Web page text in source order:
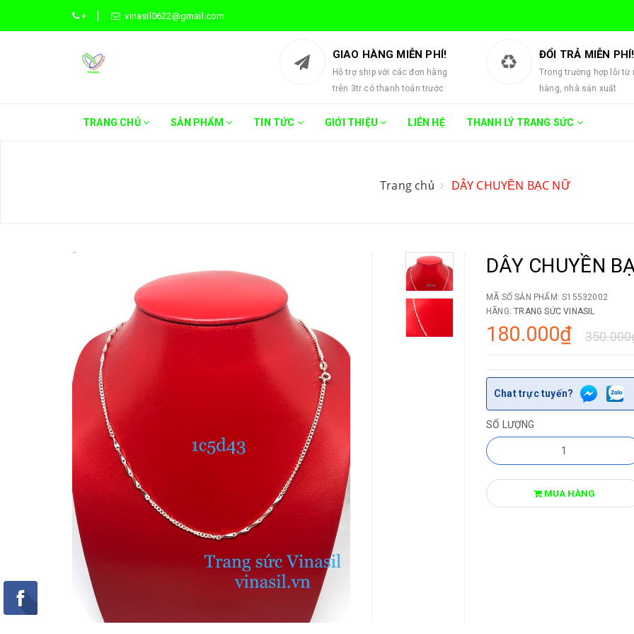
+ vinasil0622@gmail.com
GIAO HÀNG MIỄN PHÍ!
Hỗ trợ ship với các đơn hàng
trên 3tr có thanh toán trước
ĐỔI TRẢ MIỄN PHÍ!
Trong trường hợp lỗi từ
hàng, nhà sản xuất
TRANG CHỦ SẢN PHẨM TIN TỨC GIỚI THIỆU LIÊN HỆ THANH LÝ TRANG SỨC
Trang chủ DÂY CHUYỀN BẠC NỮ
DÂY CHUYỀN
MÃ SỐ SẢN PHẨM:S15532002
HÃNG:TRANG SỨC VINASIL
180.000₫
Chat trực tuyến?
SỐ LƯỢNG
MUA HÀNG